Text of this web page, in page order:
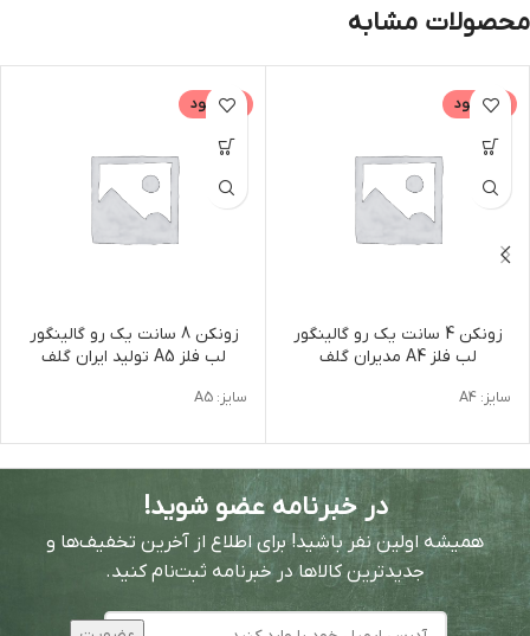
محصولات مشابه
ناموجود
زونکن 4 سانت یک رو گالینگور
لب فلز A4 مدیران گلف
سایز: A4
ناموجود
زونکن 8 سانت یک رو گالینگور
لب فلز A5 تولید ایران گلف
سایز: A5
در خبرنامه عضو شوید!
همیشه اولین نفر باشید! برای اطلاع از آخرین تخفیف‌ها و
جدیدترین کالاها در خبرنامه ثبت‌نام کنید.